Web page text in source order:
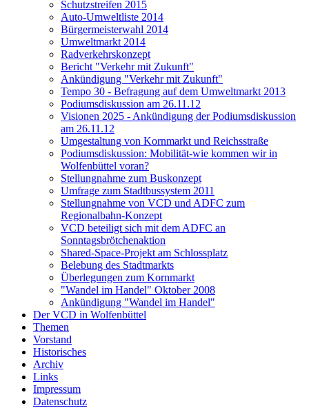
Schutzstreifen 2015
Auto-Umweltliste 2014
Bürgermeisterwahl 2014
Umweltmarkt 2014
Radverkehrskonzept
Bericht "Verkehr mit Zukunft"
Ankündigung "Verkehr mit Zukunft"
Tempo 30 - Befragung auf dem Umweltmarkt 2013
Podiumsdiskussion am 26.11.12
Visionen 2025 - Ankündigung der Podiumsdiskussion
am 26.11.12
Umgestaltung von Kornmarkt und Reichsstraße
Podiumsdiskussion: Mobilität-wie kommen wir in
Wolfenbüttel voran?
Stellungnahme zum Buskonzept
Umfrage zum Stadtbussystem 2011
Stellungnahme von VCD und ADFC zum
Regionalbahn-Konzept
VCD beteiligt sich mit dem ADFC an
Sonntagsbrötchenaktion
Shared-Space-Projekt am Schlossplatz
Belebung des Stadtmarkts
Überlegungen zum Kornmarkt
"Wandel im Handel" Oktober 2008
Ankündigung "Wandel im Handel"
Der VCD in Wolfenbüttel
Themen
Vorstand
Historisches
Archiv
Links
Impressum
Datenschutz